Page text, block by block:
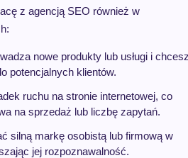
z agencją SEO również w
nowe produkty lub usługi i
potencjalnych klientów.
ruchu na stronie internetowej, co
na sprzedaż lub liczbę zapytań.
silną markę osobistą lub firmową w
jej rozpoznawalność.